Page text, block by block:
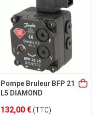
Pompe Bruleur BFP 21
L5 DIAMOND
132,00 €(TTC)